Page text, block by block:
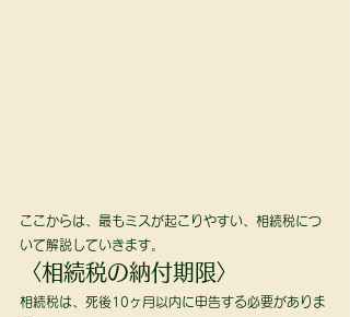
ここからは、最もミスが起こりやすい、相続税につ
いて解説していきます。
〈相続税の納付期限〉
相続税は、死後10ヶ月以内に申告する必要がありま